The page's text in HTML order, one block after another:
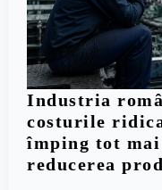
Industria
costurile
împing tot
reducerea